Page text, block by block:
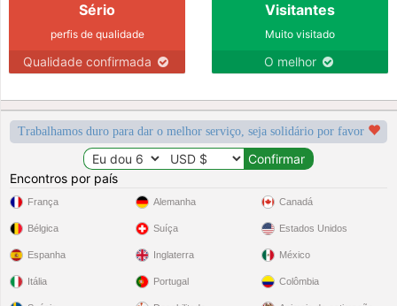
Sério
perfis de qualidade
Qualidade confirmada
Visitantes
Muito visitado
O melhor
Trabalhamos duro para dar o melhor serviço, seja solidário por favor
Encontros por país
França
Bélgica
Espanha
Itália
Alemanha
Suíça
Inglaterra
Portugal
Canadá
Estados Unidos
México
Colômbia